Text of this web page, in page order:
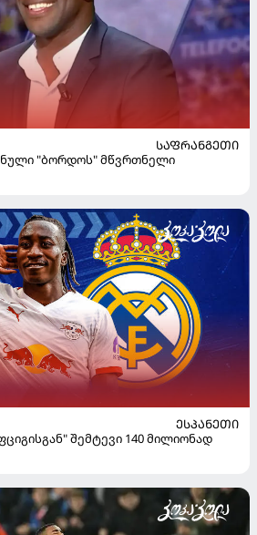
ᲡᲐᲤᲠᲐᲜᲒᲔᲗᲘ
"ბორდოს" მწვრთნელი
ᲔᲡᲞᲐᲜᲔᲗᲘ
შემტევი 140 მილიონად